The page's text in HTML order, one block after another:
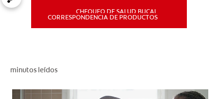
CHEQUEO DE SALUD BUCAL
CORRESPONDENCIA DE PRODUCTOS
minutos leídos